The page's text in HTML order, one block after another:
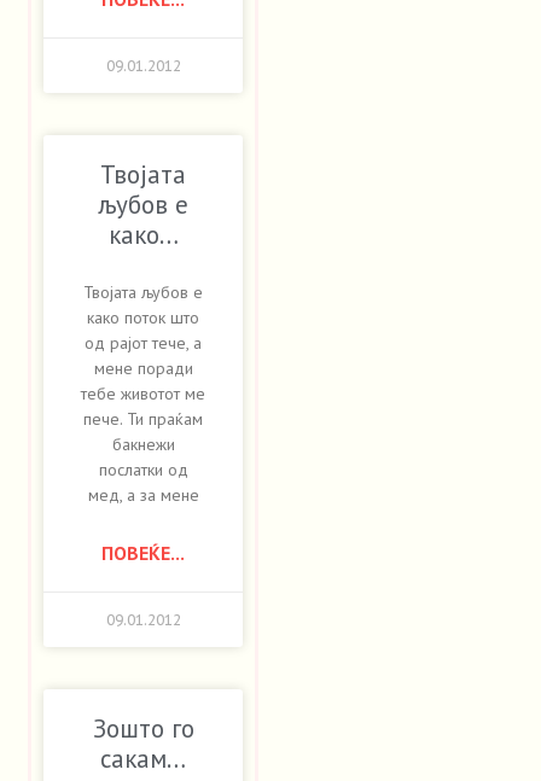
09.01.2012
Твојата
љубов е
како…
Твојата љубов е
како поток што
од рајот тече, а
мене поради
тебе животот ме
пече. Ти праќам
бакнежи
послатки од
мед, а за мене
ПОВЕЌЕ...
09.01.2012
Зошто го
сакам…